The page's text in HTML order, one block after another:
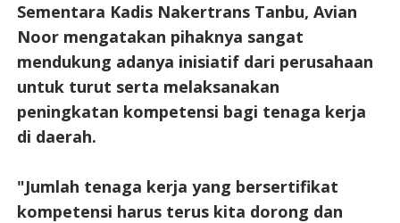
Sementara Kadis Nakertrans Tanbu, Avian
Noor mengatakan pihaknya sangat
mendukung adanya inisiatif dari perusahaan
untuk turut serta melaksanakan
peningkatan kompetensi bagi tenaga kerja
di daerah.
"Jumlah tenaga kerja yang bersertifikat
kompetensi harus terus kita dorong dan